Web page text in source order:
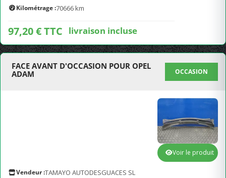
Kilométrage :70666 km
97,20 € TTC livraison incluse
FACE AVANT D'OCCASION POUR OPEL
ADAM
OCCASION
Vendeur :TAMAYO AUTODESGUACES SL
Voir le produit